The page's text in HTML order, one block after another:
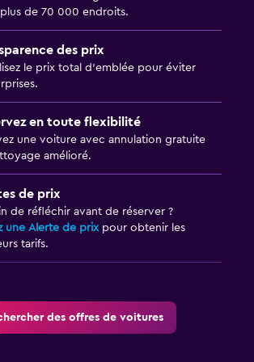
de 70 000 endroits.
des prix
le prix total d’emblée pour éviter
en toute flexibilité
une voiture avec annulation gratuite
amélioré.
de prix
de réfléchir avant de réserver ?
une Alerte de prixpour obtenir les
tarifs.
des offres de voitures